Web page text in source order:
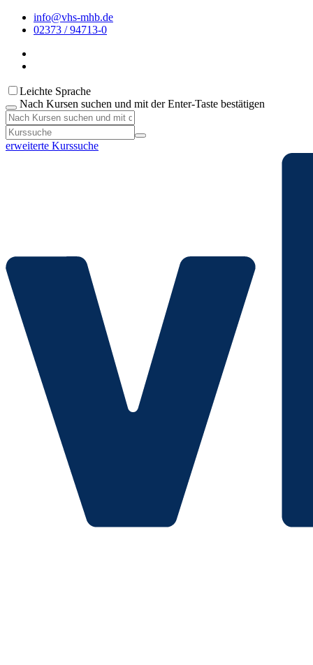
info@vhs-mhb.de
02373 / 94713-0
Leichte Sprache
Nach Kursen suchen und mit der Enter-Taste bestätigen
erweiterte Kurssuche